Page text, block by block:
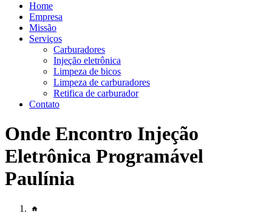
Home
Empresa
Missão
Serviços
Carburadores
Injeção eletrônica
Limpeza de bicos
Limpeza de carburadores
Retifica de carburador
Contato
Onde Encontro Injeção
Eletrônica Programável
Paulínia